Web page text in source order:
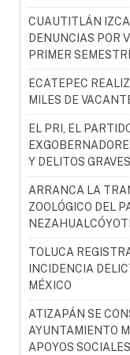
CUAUTITLÁN
DENUNCIAS POR
PRIMER
ECATEPEC
MILES DE
EL PRI, EL
Y DELITOS GRAVES
ARRANCA LA
ZOOLÓGICO DEL
TOLUCA
INCIDENCIA
MÉXICO
ATIZAPÁN SE
AYUNTAMIENTO
APOYOS SOCIALES